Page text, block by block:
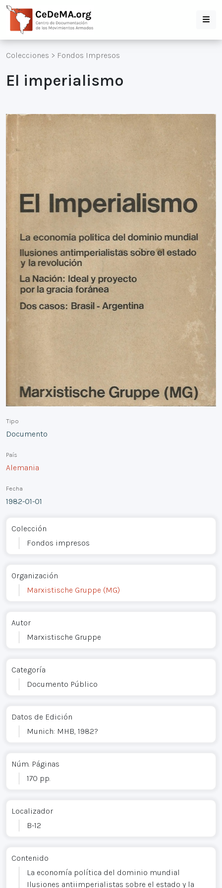
Colecciones > Fondos Impresos
El imperialismo
Tipo
Documento
País
Alemania
Fecha
1982-01-01
Colección
Fondos impresos
Organización
Marxistische Gruppe (MG)
Autor
Marxistische Gruppe
Categoría
Documento Público
Datos de Edición
Munich: MHB, 1982?
Núm. Páginas
170 pp.
Localizador
B-12
Contenido
La economía política del dominio mundial
Ilusiones antiimperialistas sobre el estado y la